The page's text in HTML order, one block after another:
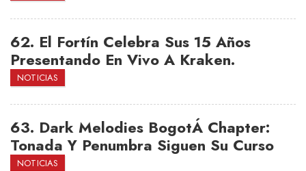
62. El Fortín Celebra Sus 15 Años
Presentando En Vivo A Kraken.
NOTICIAS
63. Dark Melodies BogotÁ Chapter:
Tonada Y Penumbra Siguen Su Curso
NOTICIAS